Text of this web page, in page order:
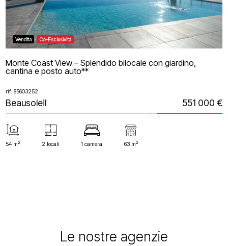
Vendita Co-Esclusività
Monte Coast View – Splendido bilocale con giardino,
cantina e posto auto**
rif: 85603252
551 000 €
Beausoleil
54 m² 2 locali 1 camera 63 m²
Le nostre agenzie